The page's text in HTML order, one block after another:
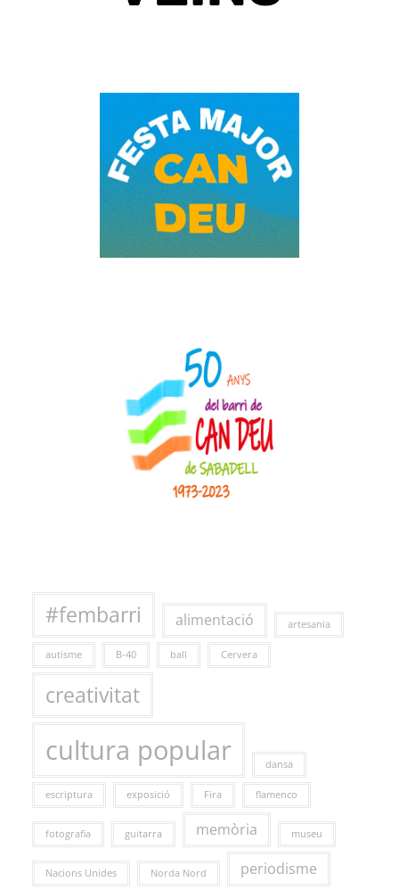
#fembarri alimentació artesania
autisme B-40 ball Cervera
creativitat
cultura popular dansa
escriptura exposició Fira flamenco
fotografia guitarra memòria museu
Nacions Unides Norda Nord periodisme